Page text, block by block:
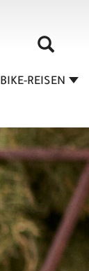
BIKE-REISEN